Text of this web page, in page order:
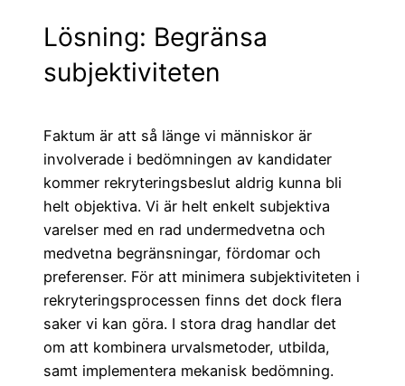
Lösning: Begränsa
subjektiviteten
Faktum är att så länge vi människor är
involverade i bedömningen av kandidater
kommer rekryteringsbeslut aldrig kunna bli
helt objektiva. Vi är helt enkelt subjektiva
varelser med en rad undermedvetna och
medvetna begränsningar, fördomar och
preferenser. För att minimera subjektiviteten i
rekryteringsprocessen finns det dock flera
saker vi kan göra. I stora drag handlar det
om att kombinera urvalsmetoder, utbilda,
samt implementera mekanisk bedömning.